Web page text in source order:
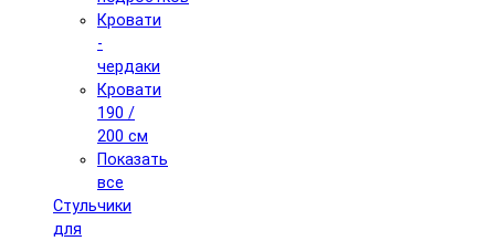
Кровати
-
чердаки
Кровати
190 /
200 см
Показать
все
Стульчики
для